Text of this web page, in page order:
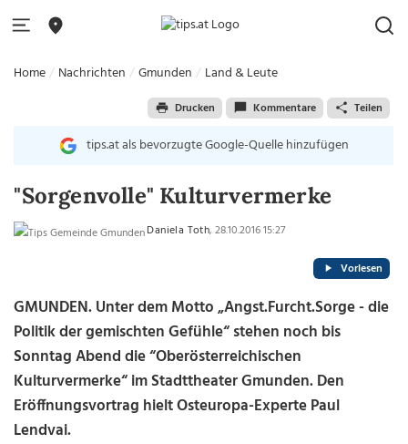
Home Nachrichten Gmunden Land & Leute
Drucken Kommentare Teilen
tips.at als bevorzugte Google-Quelle hinzufügen
"Sorgenvolle" Kulturvermerke
Daniela Toth, 28.10.2016 15:27
Vorlesen
GMUNDEN. Unter dem Motto „Angst.Furcht.Sorge - die
Politik der gemischten Gefühle“ stehen noch bis
Sonntag Abend die “Oberösterreichischen
Kulturvermerke“ im Stadttheater Gmunden. Den
Eröffnungsvortrag hielt Osteuropa-Experte Paul
Lendvai.